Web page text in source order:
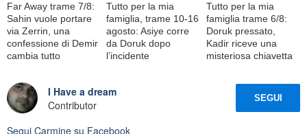
Far Away trame 7/8:
Sahin vuole portare
via Zerrin, una
confessione di Demir
cambia tutto
Tutto per la mia
famiglia, trame 10-16
agosto: Asiye corre
da Doruk dopo
l’incidente
Tutto per la mia
famiglia trame 6/8:
Doruk pressato,
Kadir riceve una
misteriosa chiavetta
I Have a dream
Contributor
SEGUI
Segui Carmine su Facebook